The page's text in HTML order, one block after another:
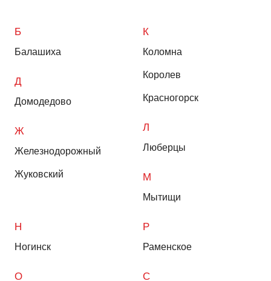
Б
Балашиха
Д
Домодедово
Ж
Железнодорожный
Жуковский
К
Коломна
Королев
Красногорск
Л
Люберцы
М
Мытищи
Н
Ногинск
О
Р
Раменское
С